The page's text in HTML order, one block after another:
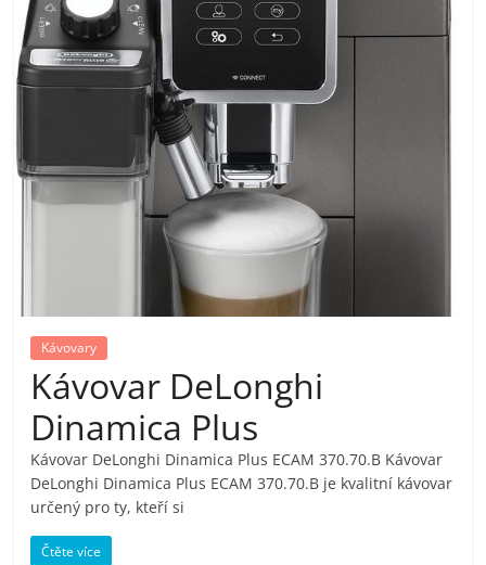
pračky,
televize,
notebooky,
mobilní
telefony,
kávovary,
bazény
Nejlepší
elektronika
porovnání
OK,
Kávovary
Kávovar DeLonghi
Dinamica Plus
Kávovar DeLonghi Dinamica Plus ECAM 370.70.B Kávovar
DeLonghi Dinamica Plus ECAM 370.70.B je kvalitní kávovar
určený pro ty, kteří si
Čtěte více